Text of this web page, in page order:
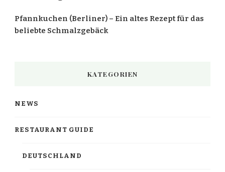
Pfannkuchen (Berliner) – Ein altes Rezept für das
beliebte Schmalzgebäck
KATEGORIEN
NEWS
RESTAURANT GUIDE
DEUTSCHLAND